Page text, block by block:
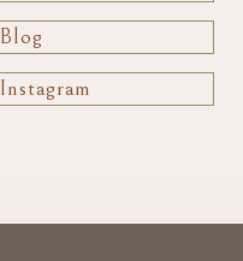
Blog
Instagram